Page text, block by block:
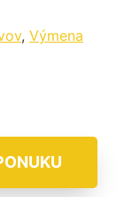
, Výmena